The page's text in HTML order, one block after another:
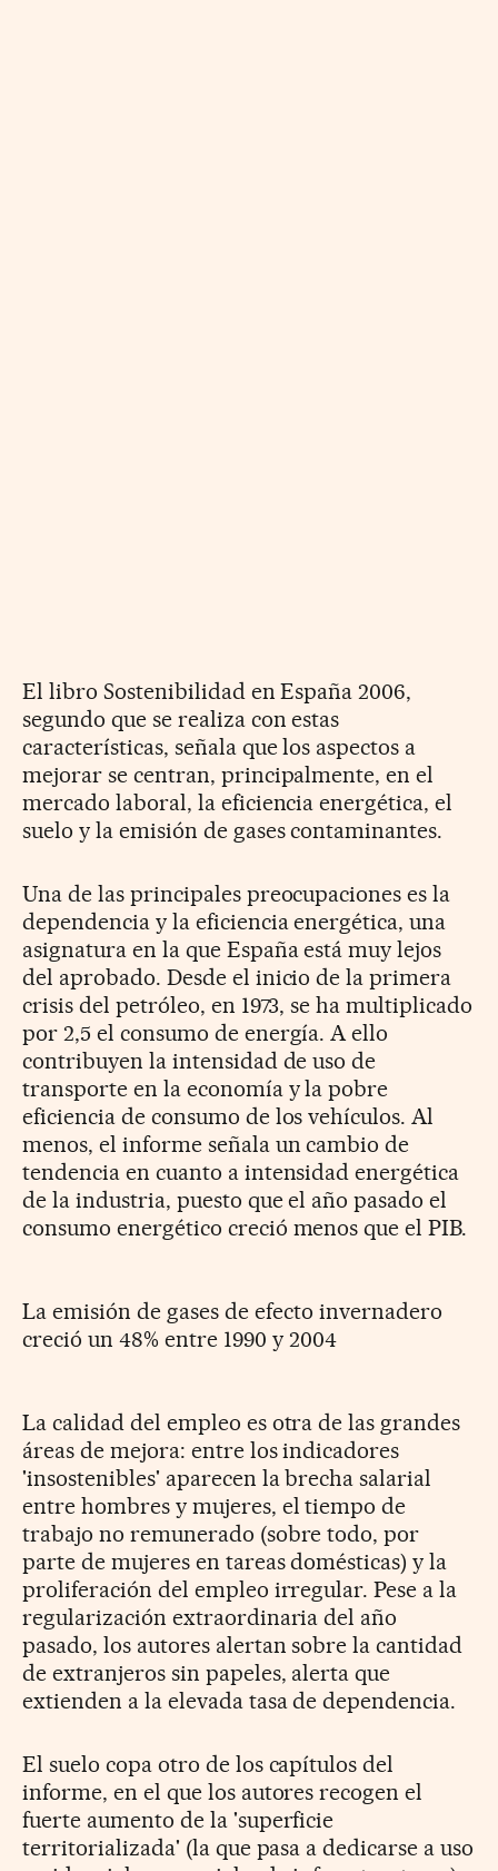
El libro Sostenibilidad en España 2006,
segundo que se realiza con estas
características, señala que los aspectos a
mejorar se centran, principalmente, en el
mercado laboral, la eficiencia energética, el
suelo y la emisión de gases contaminantes.
Una de las principales preocupaciones es la
dependencia y la eficiencia energética, una
asignatura en la que España está muy lejos
del aprobado. Desde el inicio de la primera
crisis del petróleo, en 1973, se ha multiplicado
por 2,5 el consumo de energía. A ello
contribuyen la intensidad de uso de
transporte en la economía y la pobre
eficiencia de consumo de los vehículos. Al
menos, el informe señala un cambio de
tendencia en cuanto a intensidad energética
de la industria, puesto que el año pasado el
consumo energético creció menos que el PIB.
La emisión de gases de efecto invernadero
creció un 48% entre 1990 y 2004
La calidad del empleo es otra de las grandes
áreas de mejora: entre los indicadores
'insostenibles' aparecen la brecha salarial
entre hombres y mujeres, el tiempo de
trabajo no remunerado (sobre todo, por
parte de mujeres en tareas domésticas) y la
proliferación del empleo irregular. Pese a la
regularización extraordinaria del año
pasado, los autores alertan sobre la cantidad
de extranjeros sin papeles, alerta que
extienden a la elevada tasa de dependencia.
El suelo copa otro de los capítulos del
informe, en el que los autores recogen el
fuerte aumento de la 'superficie
territorializada' (la que pasa a dedicarse a uso